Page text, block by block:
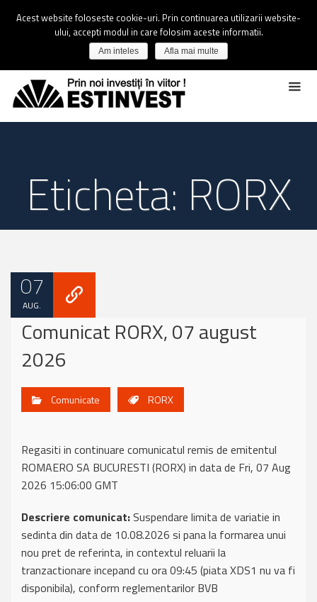
Eticheta: RORX
07
AUG.
Comunicat RORX, 07 august
2026
Comunicate RORX
Regasiti in continuare comunicatul remis de emitentul
ROMAERO SA BUCURESTI (RORX) in data de Fri, 07 Aug
2026 15:06:00 GMT
Descriere comunicat:Suspendare limita de variatie in
sedinta din data de 10.08.2026 si pana la formarea unui
nou pret de referinta, in contextul reluarii la
tranzactionare incepand cu ora 09:45 (piata XDS1 nu va fi
disponibila), conform reglementarilor BVB
Acest website foloseste cookie-uri. Prin continuarea utilizarii website-
ului, accepti modul in care folosim aceste informatii.
Am inteles Afla mai multe